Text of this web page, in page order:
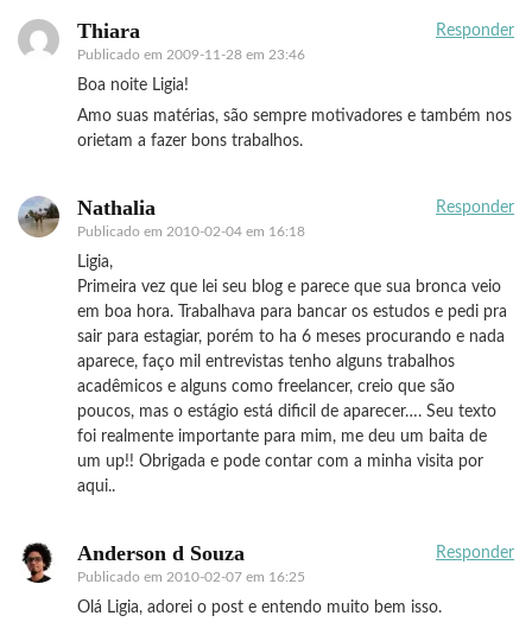
Thiara
Publicado em 2009-11-28 em 23:46
Responder
Boa noite Ligia!
Amo suas matérias, são sempre motivadores e também nos
orietam a fazer bons trabalhos.
Nathalia
Publicado em 2010-02-04 em 16:18
Responder
Ligia,
Primeira vez que lei seu blog e parece que sua bronca veio
em boa hora. Trabalhava para bancar os estudos e pedi pra
sair para estagiar, porém to ha 6 meses procurando e nada
aparece, faço mil entrevistas tenho alguns trabalhos
acadêmicos e alguns como freelancer, creio que são
poucos, mas o estágio está dificil de aparecer…. Seu texto
foi realmente importante para mim, me deu um baita de
um up!! Obrigada e pode contar com a minha visita por
aqui..
Anderson d Souza
Publicado em 2010-02-07 em 16:25
Responder
Olá Ligia, adorei o post e entendo muito bem isso.